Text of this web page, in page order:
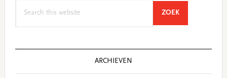
ZOEKSEARCH
ARCHIEVEN